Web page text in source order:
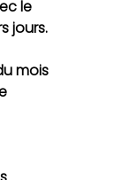
le
jours.
mois